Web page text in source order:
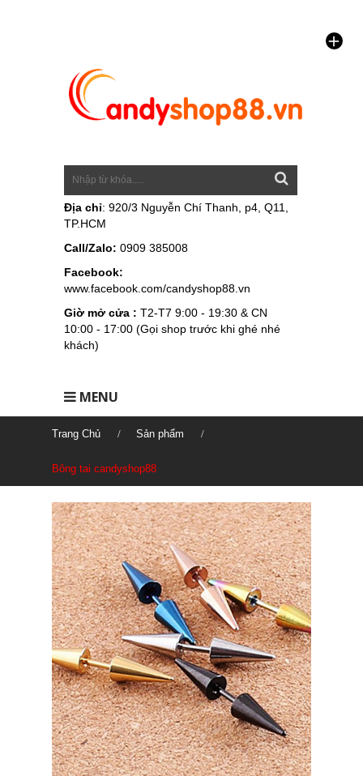
Địa chỉ: 920/3 Nguyễn Chí Thanh, p4, Q11,
TP.HCM
Call/Zalo: 0909 385008
Facebook:
www.facebook.com/candyshop88.vn
Giờ mở cửa : T2-T7 9:00 - 19:30 & CN
10:00 - 17:00 (Gọi shop trước khi ghé nhé
khách)
MENU
Trang Chủ Sản phẩm
Bông tai candyshop88